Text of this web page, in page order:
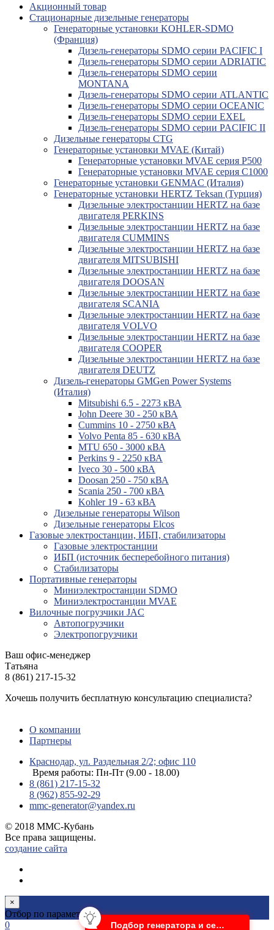
Акционный товар
Стационарные дизельные генераторы
Генераторные установки KOHLER-SDMO
(Франция)
Дизель-генераторы SDMO серии PACIFIC I
Дизель-генераторы SDMO серии ADRIATIC
Дизель-генераторы SDMO серии
MONTANA
Дизель-генераторы SDMO серии ATLANTIC
Дизель-генераторы SDMO серии OCEANIC
Дизель-генераторы SDMO серии EXEL
Дизель-генераторы SDMO серии PACIFIC II
Дизельные генераторы CTG
Генераторные установки MVAE (Китай)
Генераторные установки MVAE серия P500
Генераторные установки MVAE серия C1000
Генераторные установки GENMAC (Италия)
Генераторные установки HERTZ Teksan (Турция)
Дизельные электростанции HERTZ на базе
двигателя PERKINS
Дизельные электростанции HERTZ на базе
двигателя CUMMINS
Дизельные электростанции HERTZ на базе
двигателя MITSUBISHI
Дизельные электростанции HERTZ на базе
двигателя DOOSAN
Дизельные электростанции HERTZ на базе
двигателя SCANIA
Дизельные электростанции HERTZ на базе
двигателя VOLVO
Дизельные электростанции HERTZ на базе
двигателя COOPER
Дизельные электростанции HERTZ на базе
двигателя DEUTZ
Дизель-генераторы GMGen Power Systems
(Италия)
Mitsubishi 6.5 - 2273 кВА
John Deere 30 - 250 кВА
Cummins 10 - 2750 кВА
Volvo Penta 85 - 630 кВА
MTU 650 - 3000 кВА
Perkins 9 - 2250 кВА
Iveco 30 - 500 кВА
Doosan 250 - 750 кВА
Scania 250 - 700 кВА
Kohler 19 - 63 кВА
Дизельные генераторы Wilson
Дизельные генераторы Elcos
Газовые электростанции, ИБП, стабилизаторы
Газовые электростанции
ИБП (источник бесперебойного питания)
Стабилизаторы
Портативные генераторы
Миниэлектростанции SDMO
Миниэлектростанции MVAE
Вилочные погрузчики JAC
Авто­погрузчики
Электро­погрузчики
Ваш офис-менеджер
Татьяна
8 (861) 217-15-32
Хочешь получить бесплатную консультацию специалиста?
О компании
Партнеры
Краснодар, ул. Раздельная 2/2; офис 110
Время работы: Пн-Пт (9.00 - 18.00)
8 (861) 217-15-32
8 (962) 855-92-29
mmc-generator@yandex.ru
© 2018 ММС-Кубань
Все права защищены.
создание сайта
×
Отбор по параметрам
0
Подбор генератора и сервис